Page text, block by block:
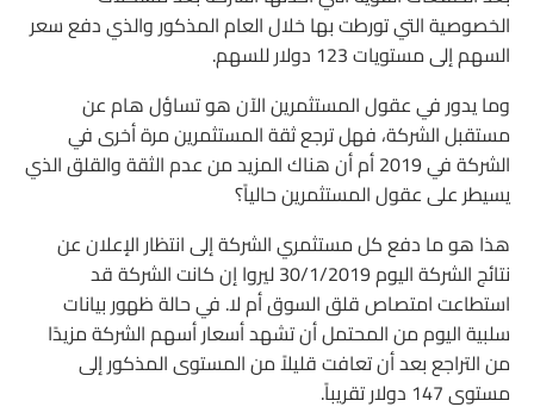
الخصوصية التي تورطت بها خلال العام المذكور والذي دفع سعر
السهم إلى مستويات 123 دولار للسهم.
وما يدور في عقول المستثمرين الآن هو تساؤل هام عن
مستقبل الشركة، فهل ترجع ثقة المستثمرين مرة أخرى في
الشركة في 2019 أم أن هناك المزيد من عدم الثقة والقلق الذي
يسيطر على عقول المستثمرين حالياً؟
هذا هو ما دفع كل مستثمري الشركة إلى انتظار الإعلان عن
نتائج الشركة اليوم 30/1/2019 ليروا إن كانت الشركة قد
استطاعت امتصاص قلق السوق أم لا. في حالة ظهور بيانات
سلبية اليوم من المحتمل أن تشهد أسعار أسهم الشركة مزيدًا
من التراجع بعد أن تعافت قليلاً من المستوى المذكور إلى
مستوى 147 دولار تقريباً.